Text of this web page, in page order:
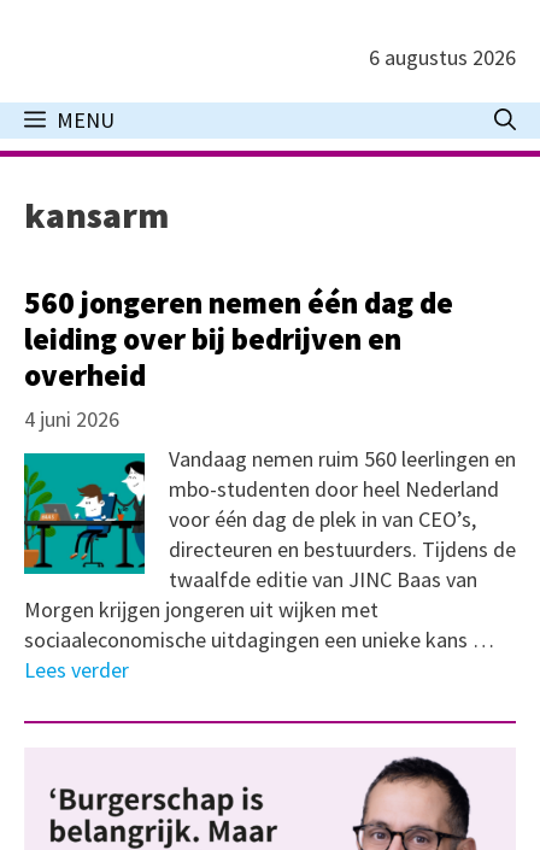
inhoud
6 augustus 2026
MENU
kansarm
560 jongeren nemen één dag de
leiding over bij bedrijven en
overheid
4 juni 2026
Vandaag nemen ruim 560 leerlingen en
mbo-studenten door heel Nederland
voor één dag de plek in van CEO’s,
directeuren en bestuurders. Tijdens de
twaalfde editie van JINC Baas van
Morgen krijgen jongeren uit wijken met
sociaaleconomische uitdagingen een unieke kans …
Lees verder